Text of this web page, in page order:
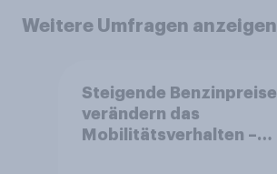
Weitere Umfragen anzeigen
Steigende Benzinpreise
verändern das
Mobilitätsverhalten –